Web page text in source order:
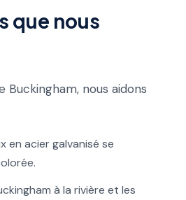
que nous
Buckingham, nous aidons
en acier galvanisé se
à la rivière et les